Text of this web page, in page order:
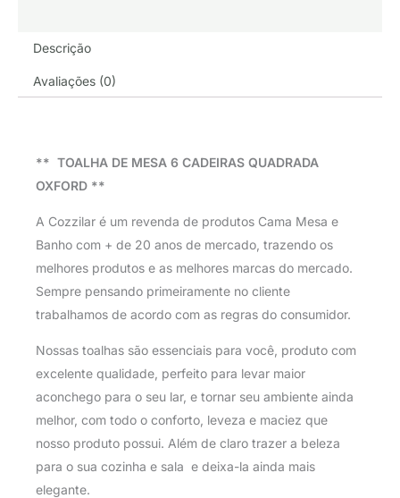
Descrição
Avaliações (0)
** TOALHA DE MESA 6 CADEIRAS QUADRADA
OXFORD **
A Cozzilar é um revenda de produtos Cama Mesa e
Banho com + de 20 anos de mercado, trazendo os
melhores produtos e as melhores marcas do mercado.
Sempre pensando primeiramente no cliente
trabalhamos de acordo com as regras do consumidor.
Nossas toalhas são essenciais para você, produto com
excelente qualidade, perfeito para levar maior
aconchego para o seu lar, e tornar seu ambiente ainda
melhor, com todo o conforto, leveza e maciez que
nosso produto possui. Além de claro trazer a beleza
para o sua cozinha e sala e deixa-la ainda mais
elegante.